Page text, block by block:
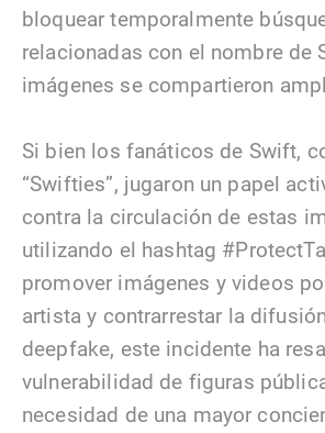
bloquear temporalmente
relacionadas con el nombre de
imágenes se compartieron
Si bien los fanáticos de Swift,
“Swifties”, jugaron un papel
contra la circulación de estas
utilizando el hashtag
promover imágenes y videos
artista y contrarrestar la
deepfake, este incidente ha
vulnerabilidad de figuras
necesidad de una mayor